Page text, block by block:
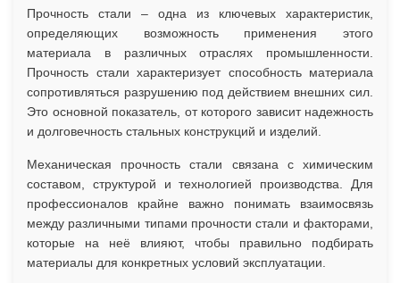
Прочность стали – одна из ключевых характеристик,
определяющих возможность применения этого
материала в различных отраслях промышленности.
Прочность стали характеризует способность материала
сопротивляться разрушению под действием внешних сил.
Это основной показатель, от которого зависит надежность
и долговечность стальных конструкций и изделий.
Механическая прочность стали связана с химическим
составом, структурой и технологией производства. Для
профессионалов крайне важно понимать взаимосвязь
между различными типами прочности стали и факторами,
которые на неё влияют, чтобы правильно подбирать
материалы для конкретных условий эксплуатации.